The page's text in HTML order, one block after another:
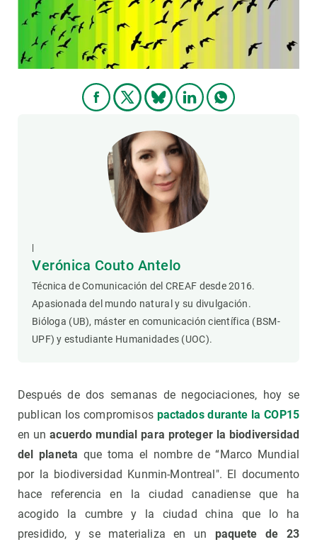
Verónica Couto Antelo
Técnica de Comunicación del CREAF desde 2016.
Apasionada del mundo natural y su divulgación.
Bióloga (UB), máster en comunicación científica (BSM-
UPF) y estudiante Humanidades (UOC).
Después de dos semanas de negociaciones, hoy se
publican los compromisos pactados durante la COP15
en unacuerdo mundial para proteger la biodiversidad
del planeta que toma el nombre de “Marco Mundial
por la biodiversidad Kunmin-Montreal". El documento
hace referencia en la ciudad canadiense que ha
acogido la cumbre y la ciudad china que lo ha
presidido, y se materializa en un paquete de 23